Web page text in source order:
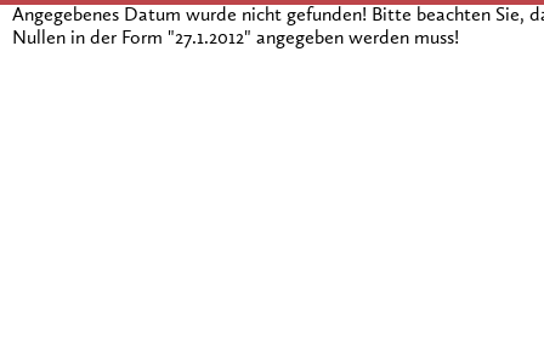
Angegebenes Datum wurde nicht gefunden! Bitte beachten Sie,
Nullen in der Form "27.1.2012" angegeben werden muss!